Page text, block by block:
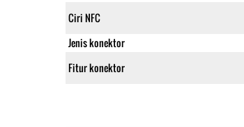
Ciri NFC
Jenis konektor
Fitur konektor